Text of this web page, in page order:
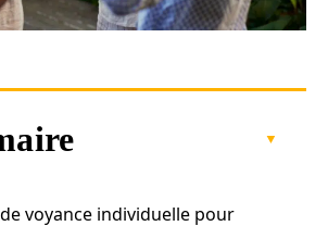
voyance individuelle pour